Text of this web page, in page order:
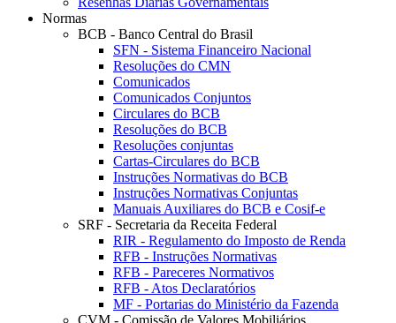
Normas
BCB - Banco Central do Brasil
SFN - Sistema Financeiro Nacional
Resoluções do CMN
Comunicados
Comunicados Conjuntos
Circulares do BCB
Resoluções do BCB
Resoluções conjuntas
Cartas-Circulares do BCB
Instruções Normativas do BCB
Instruções Normativas Conjuntas
Manuais Auxiliares do BCB e Cosif-e
SRF - Secretaria da Receita Federal
RIR - Regulamento do Imposto de Renda
RFB - Instruções Normativas
RFB - Pareceres Normativos
RFB - Atos Declaratórios
MF - Portarias do Ministério da Fazenda
CVM - Comissão de Valores Mobiliários